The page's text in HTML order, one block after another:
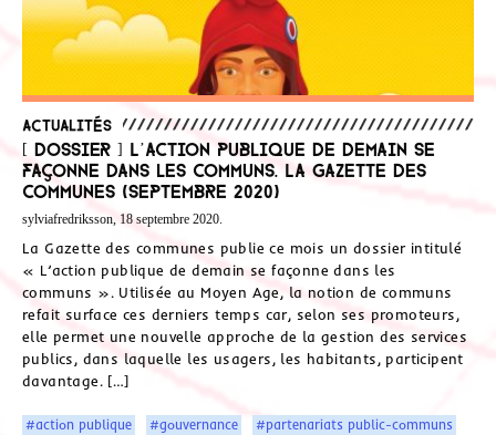
Actualités
[ Dossier ] L’action publique de demain se
façonne dans les communs. La Gazette des
communes (septembre 2020)
sylviafredriksson, 18 septembre 2020.
La Gazette des communes publie ce mois un dossier intitulé
« L’action publique de demain se façonne dans les
communs ». Utilisée au Moyen Age, la notion de communs
refait surface ces derniers temps car, selon ses promoteurs,
elle permet une nouvelle approche de la gestion des services
publics, dans laquelle les usagers, les habitants, participent
davantage. […]
#action publique #gouvernance #partenariats public-communs